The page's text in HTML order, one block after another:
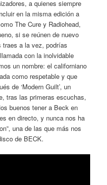
a quienes siempre
en la misma edición a
The Cure y Radiohead,
si se reúnen de nuevo
a la vez, podrías
con la inolvidable
un nombre: el californiano
como respetable y que
de ‘Modern Guilt’, un
tras las primeras escuchas,
buenos tener a Beck en
en directo, y nunca nos ha
una de las que más nos
de BECK.